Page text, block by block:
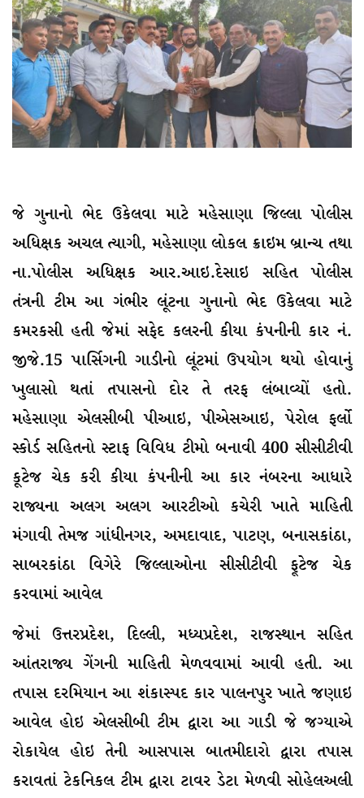
જે ગુનાનો ભેદ ઉકેલવા માટે મહેસાણા જિલ્લા પોલીસ
અધિક્ષક અચલ ત્યાગી, મહેસાણા લોકલ ક્રાઇમ બ્રાન્ચ તથા
ના.પોલીસ અધિક્ષક આર.આઇ.દેસાઇ સહિત પોલીસ
તંત્રની ટીમ આ ગંભીર લૂંટના ગુનાનો ભેદ ઉકેલવા માટે
કમરકસી હતી જેમાં સફેદ કલરની કીયા કંપનીની કાર નં.
જીજે.15 પાર્સિગની ગાડીનો લૂંટમાં ઉપયોગ થયો હોવાનું
ખુલાસો થતાં તપાસનો દોર તે તરફ લંબાવ્યોં હતો.
મહેસાણા એલસીબી પીઆઇ, પીએસઆઇ, પેરોલ ફર્લો
સ્કોર્ડ સહિતનો સ્ટાફ વિવિધ ટીમો બનાવી 400 સીસીટીવી
કૂટેજ ચેક કરી કીયા કંપનીની આ કાર નંબરના આધારે
રાજ્યના અલગ અલગ આરટીઓ કચેરી ખાતે માહિતી
મંગાવી તેમજ ગાંધીનગર, અમદાવાદ, પાટણ, બનાસકાંઠા,
સાબરકાંઠા વિગેરે જિલ્લાઓના સીસીટીવી ફૂટેજ ચેક
કરવામાં આવેલ
જેમાં ઉત્તરપ્રદેશ, દિલ્લી, મધ્યપ્રદેશ, રાજસ્થાન સહિત
આંતરાજ્ય ગેંગની માહિતી મેળવવામાં આવી હતી. આ
તપાસ દરમિયાન આ શંકાસ્પદ કાર પાલનપુર ખાતે જણાઇ
આવેલ હોઇ એલસીબી ટીમ દ્વારા આ ગાડી જે જગ્યાએ
રોકાયેલ હોઇ તેની આસપાસ બાતમીદારો દ્વારા તપાસ
કરાવતાં ટેકનિકલ ટીમ દ્વારા ટાવર ડેટા મેળવી સોહેલઅલી